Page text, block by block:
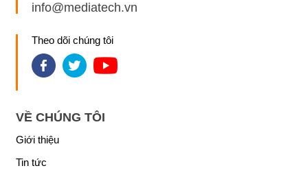
info@mediatech.vn
Theo dõi chúng tôi
VỀ CHÚNG TÔI
Giới thiệu
Tin tức